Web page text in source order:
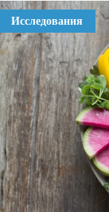
Исследования